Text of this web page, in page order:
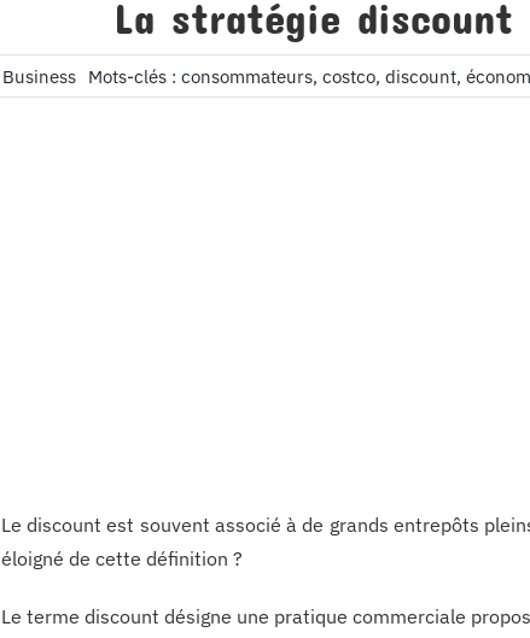
La stratégie discount
Business Mots-clés : consommateurs, costco, discount,
Le discount est souvent associé à de grands entrepôts
éloigné de cette définition ?
Le terme discount désigne une pratique commerciale